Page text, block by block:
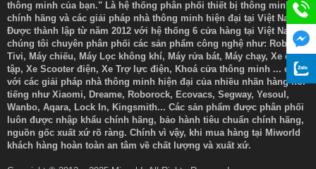
thông minh của bạn." Là hệ thống phân phối thiết bị thông minh
chính hãng và các giải pháp nhà thông minh hiện đại tại Việt Nam.
Được thành lập từ năm 2012 với hệ thống 6 cửa hàng tại Việt Nam
chúng tôi chuyên phân phối các sản phẩm công nghệ như: Robot,
Tivi, Máy chiếu, Máy Lọc không khí, Máy rửa bát, Máy chạy, Xe đạp
tập, Xe Scooter điện, Xe Trợ lực điện, Khoá cửa thông minh ... cùng
với các giải pháp nhà thông minh hiện đại của nhiều nhãn hàng nổi
tiếng như Xiaomi, Dreame, Roborock, Ecovacs, Segway, Yesoul,
Wanbo, Aqara, Lock In, Kingsmith... Các sản phẩm được phân phối
luôn được nhập khẩu chính hãng, bảo hành tiêu chuẩn chính hãng,
nguồn gốc xuất xứ rõ ràng. Chính vì vậy, khi mua hàng tại Miworld
khách hàng hoàn toàn an tâm về chất lượng và xuất xứ.